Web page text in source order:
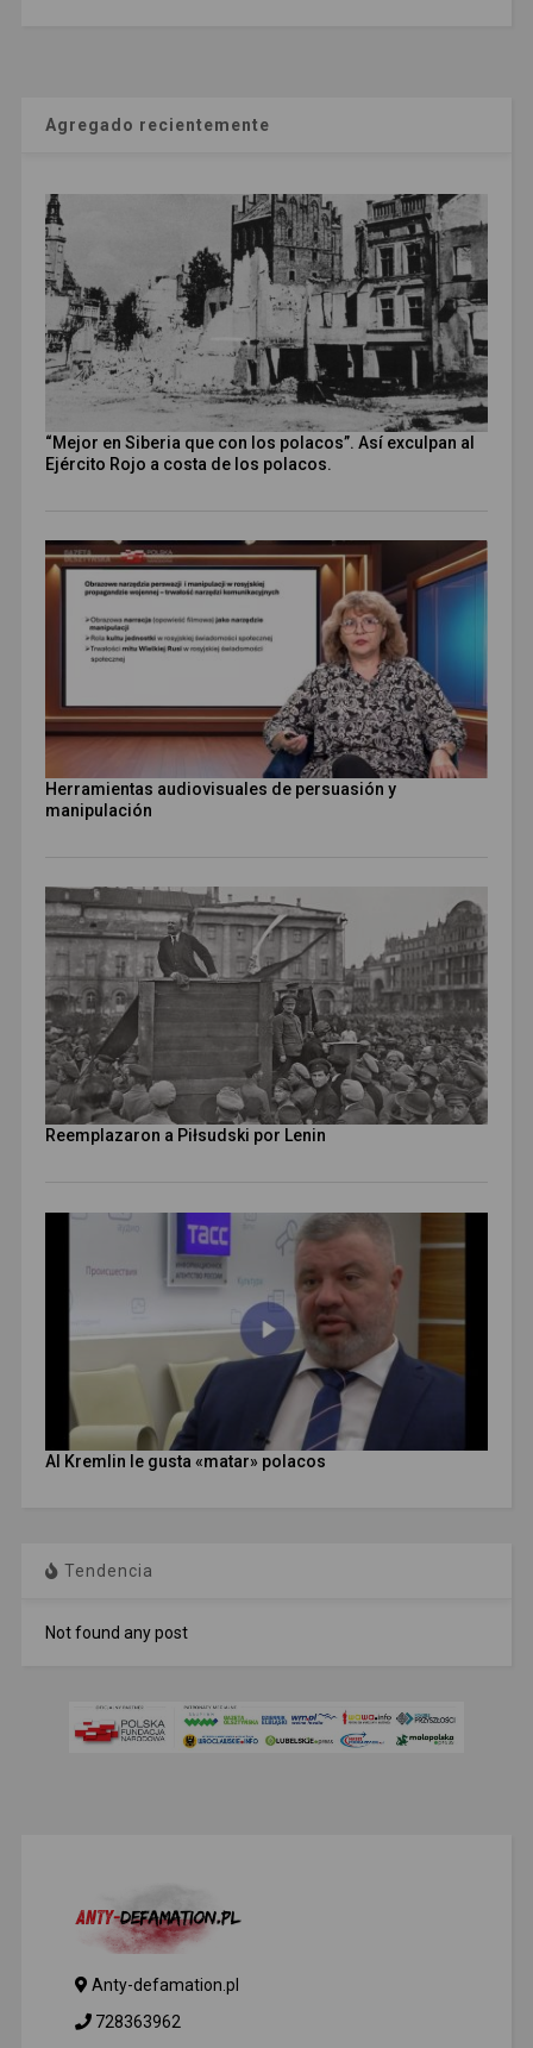
Agregado recientemente
“Mejor en Siberia que con los polacos”. Así exculpan al
Ejército Rojo a costa de los polacos.
Herramientas audiovisuales de persuasión y
manipulación
Reemplazaron a Piłsudski por Lenin
Al Kremlin le gusta «matar» polacos
Tendencia
Not found any post
Anty-defamation.pl
728363962